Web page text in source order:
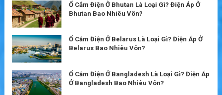
Ổ Cắm Điện Ở Bhutan Là Loại Gì? Điện Áp Ở
Bhutan Bao Nhiêu Vôn?
Ổ Cắm Điện Ở Belarus Là Loại Gì? Điện Áp Ở
Belarus Bao Nhiêu Vôn?
Ổ Cắm Điện Ở Bangladesh Là Loại Gì? Điện Áp
Ở Bangladesh Bao Nhiêu Vôn?